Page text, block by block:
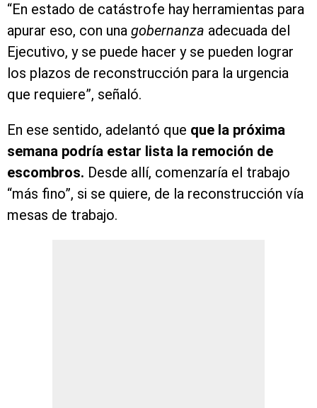
“En estado de catástrofe hay herramientas para
apurar eso, con una gobernanza adecuada del
Ejecutivo, y se puede hacer y se pueden lograr
los plazos de reconstrucción para la urgencia
que requiere”, señaló.
En ese sentido, adelantó que que la próxima
semana podría estar lista la remoción de
escombros. Desde allí, comenzaría el trabajo
“más fino”, si se quiere, de la reconstrucción vía
mesas de trabajo.